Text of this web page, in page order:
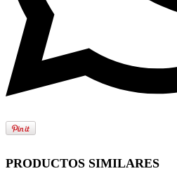
PRODUCTOS SIMILARES